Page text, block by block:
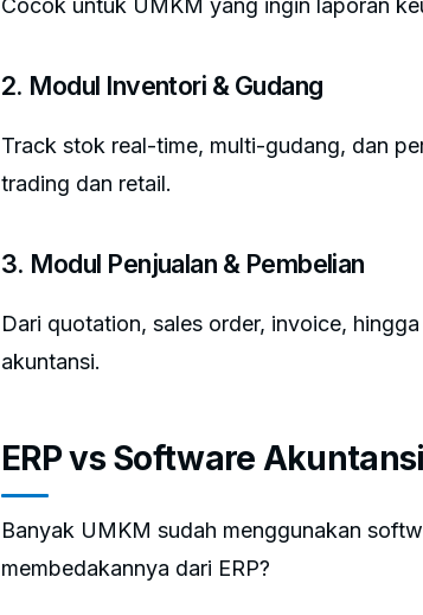
Cocok untuk UMKM yang ingin laporan
2. Modul Inventori & Gudang
Track stok real-time, multi-gudang, dan
trading dan retail.
3. Modul Penjualan & Pembelian
Dari quotation, sales order, invoice,
akuntansi.
ERP vs Software
Banyak UMKM sudah menggunakan
membedakannya dari ERP?